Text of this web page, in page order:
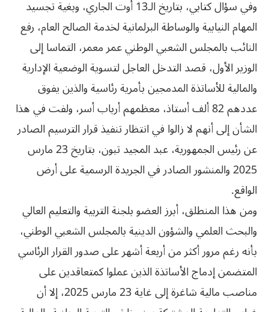
وفي سؤال كتابي، بتاريخ الـ13 أوت الجاري، وبغية تجسيد
المهام النيابية والوساطة البرلمانية لخدمة الصالح العام، رفع
النائب بالمجلس الشعبي الوطني عمر معمر، التماسا إلى
الوزير الأول، قصد التدخل العاجل لتسوية الوضعية الإدارية
والمالية للأساتذة المدمجين بأمرية رئاسية والذين يفوق
عددهم 82 ألف أستاذ، معظمهم أرباب أسر، ولفت في هذا
الشأن إلى أنهم لا زالوا في انتظار تنفيذ قرار الترسيم الصادر
عن رئيس الجمهورية، عبد المجيد تبون، بتاريخ 23 مارس
2025 والمنشور الصادر في الجريدة الرسمية على أرض
الواقع.
ومن هذا المنطلق، أبرز العضو بلجنة التربية والتعليم العالي
والبحث العلمي والشؤون الدينية بالمجلس الشعبي الوطني،
بأنه رغم مرور أكثر من أربعة أشهر على صدور القرار الرئاسي
المتضمن إدماج الأساتذة الذين عملوا كمتعاقدين على
مناصب مالية شاغرة إلى غاية 23 مارس 2025، إلا أن